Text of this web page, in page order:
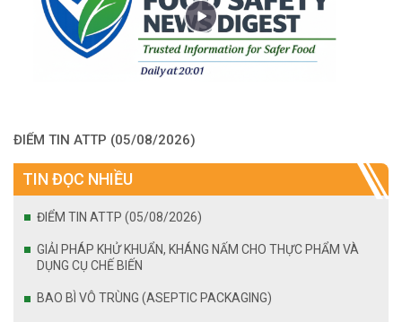
ĐIỂM TIN ATTP (05/08/2026)
TIN ĐỌC NHIỀU
ĐIỂM TIN ATTP (05/08/2026)
GIẢI PHÁP KHỬ KHUẨN, KHÁNG NẤM CHO THỰC PHẨM VÀ
DỤNG CỤ CHẾ BIẾN
BAO BÌ VÔ TRÙNG (ASEPTIC PACKAGING)